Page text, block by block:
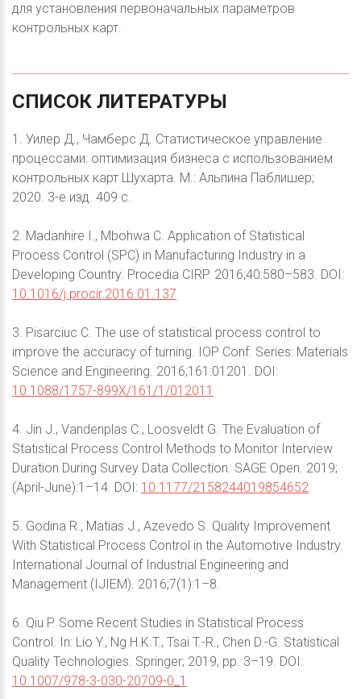
для установления первоначальных параметров
контрольных карт.
СПИСОК ЛИТЕРАТУРЫ
1. Уилер Д., Чамберс Д. Статистическое управление
процессами: оптимизация бизнеса с использованием
контрольных карт Шухарта. М.: Альпина Паблишер;
2020. 3-е изд. 409 с.
2. Madanhire I., Mbohwa C. Application of Statistical
Process Control (SPC) in Manufacturing Industry in a
Developing Country. Procedia CIRP. 2016;40:580–583. DOI:
10.1016/j.procir.2016.01.137
3. Pisarciuc C. The use of statistical process control to
improve the accuracy of turning. IOP Conf. Series: Materials
Science and Engineering. 2016;161:01201. DOI:
10.1088/1757-899X/161/1/012011
4. Jin J., Vandenplas C., Loosveldt G. The Evaluation of
Statistical Process Control Methods to Monitor Interview
Duration During Survey Data Collection. SAGE Open. 2019;
(April-June):1–14. DOI: 10.1177/2158244019854652
5. Godina R., Matias J., Azevedo S. Quality Improvement
With Statistical Process Control in the Automotive Industry.
International Journal of Industrial Engineering and
Management (IJIEM). 2016;7(1):1–8.
6. Qiu P. Some Recent Studies in Statistical Process
Control. In: Lio Y., Ng H.K.T., Tsai T.-R., Chen D.-G. Statistical
Quality Technologies. Springer; 2019, pp. 3–19. DOI:
10.1007/978-3-030-20709-0_1